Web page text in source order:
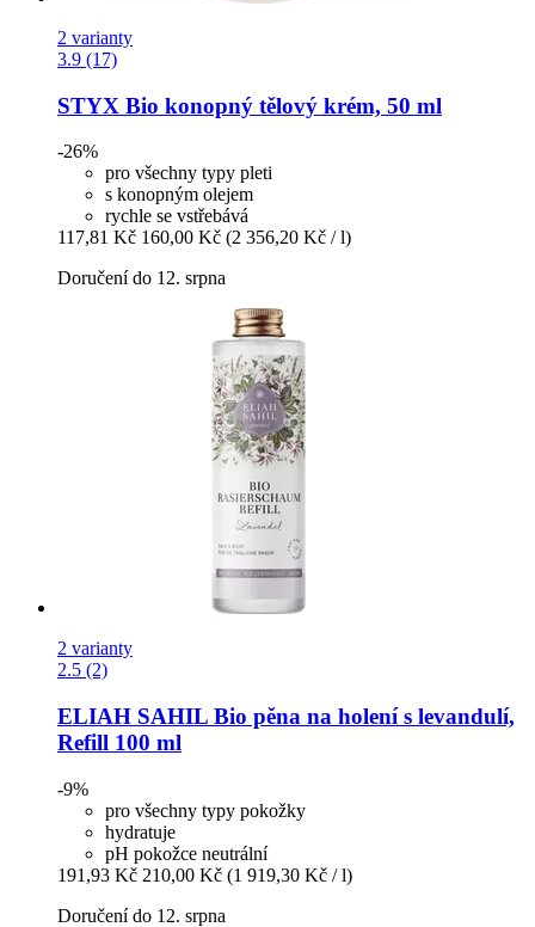
2 varianty
3.9 (17)
STYX Bio konopný tělový krém, 50 ml
-26%
pro všechny typy pleti
s konopným olejem
rychle se vstřebává
117,81 Kč 160,00 Kč (2 356,20 Kč / l)
Doručení do 12. srpna
2 varianty
2.5 (2)
ELIAH SAHIL Bio pěna na holení s levandulí,
Refill 100 ml
-9%
pro všechny typy pokožky
hydratuje
pH pokožce neutrální
191,93 Kč 210,00 Kč (1 919,30 Kč / l)
Doručení do 12. srpna